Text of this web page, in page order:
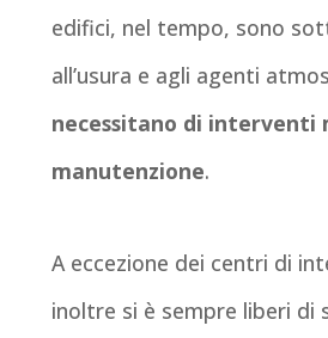
edifici, nel tempo, sono
all’usura e agli agenti
necessitano di interventi
manutenzione.
A eccezione dei centri di
inoltre si è sempre liberi di